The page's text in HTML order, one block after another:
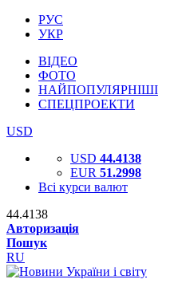
РУС
УКР
ВІДЕО
ФОТО
НАЙПОПУЛЯРНІШІ
СПЕЦПРОЕКТИ
USD
USD 44.4138
EUR 51.2998
Всі курси валют
44.4138
Авторизація
Пошук
RU